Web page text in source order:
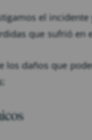
el
que sufrió en
los daños que